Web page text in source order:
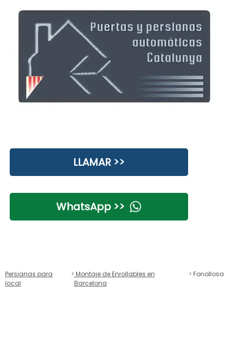
LLAMAR >>
WhatsApp >>
Persianas para
local
Montaje de Enrollables en
Barcelona
Fonollosa